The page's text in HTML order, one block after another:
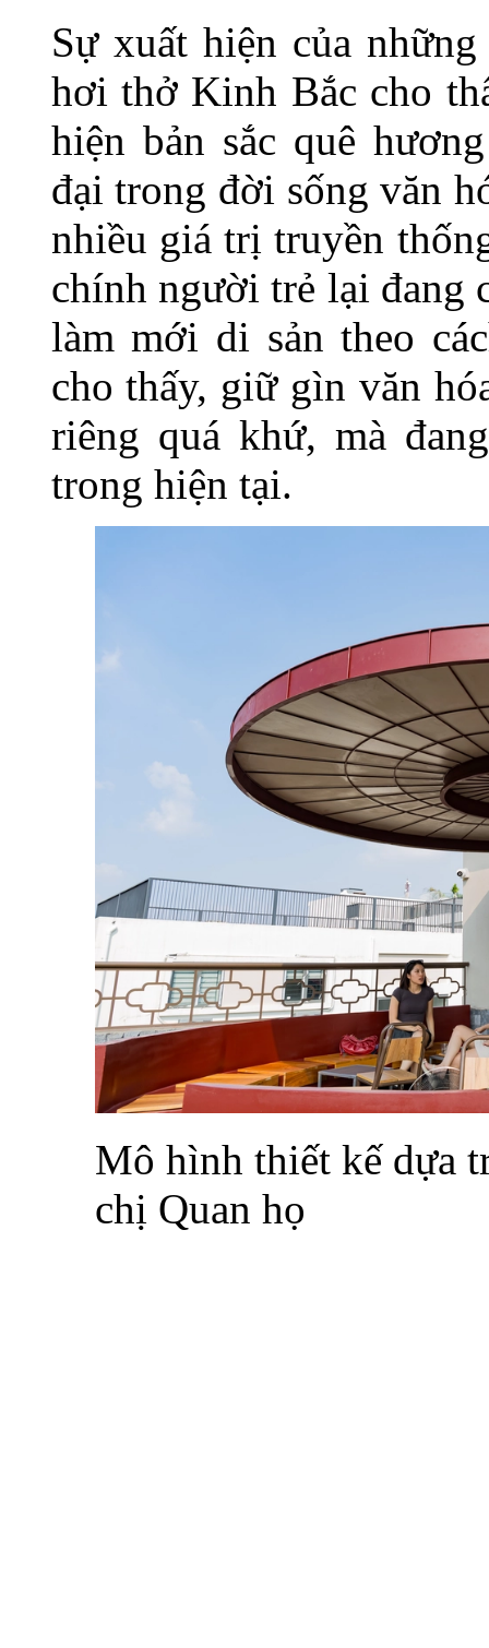
Sự xuất hiện của
hơi thở Kinh Bắc cho
hiện bản sắc quê
đại trong đời sống văn
nhiều giá trị truyền
chính người trẻ lại đang
làm mới di sản theo
cho thấy, giữ gìn văn
riêng quá khứ, mà
trong hiện tại.
Mô hình thiết kế dựa
chị Quan họ